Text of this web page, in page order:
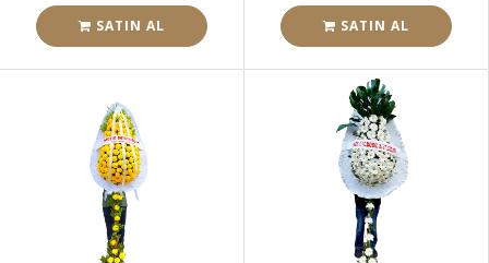
SATIN AL SATIN AL